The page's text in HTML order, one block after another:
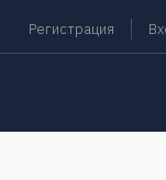
Регистрация